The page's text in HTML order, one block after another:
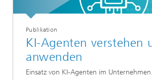
Publikation
KI-Agenten verstehen
anwenden
Einsatz von KI-Agenten im Unternehmen.